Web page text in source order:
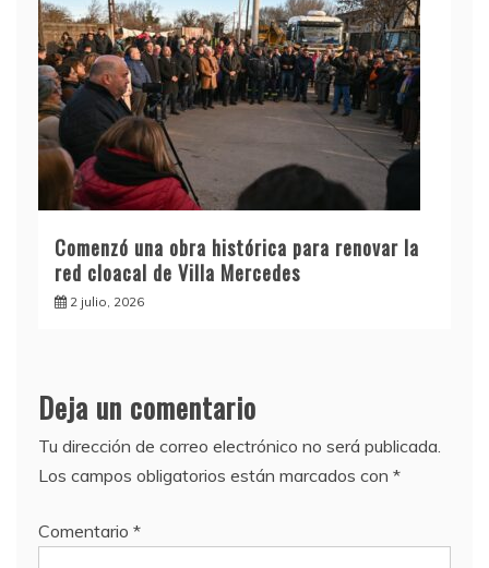
Comenzó una obra histórica para renovar la
red cloacal de Villa Mercedes
2 julio, 2026
Deja un comentario
Tu dirección de correo electrónico no será publicada.
Los campos obligatorios están marcados con *
Comentario *